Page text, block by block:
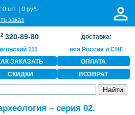
0 шт. |0 руб.
заказ
320-89-80
111
доставка:
вся Россия и СНГ
ЗАКАЗАТЬ
ОПЛАТА
СКИДКИ ВОЗВРАТ
– серия 02.